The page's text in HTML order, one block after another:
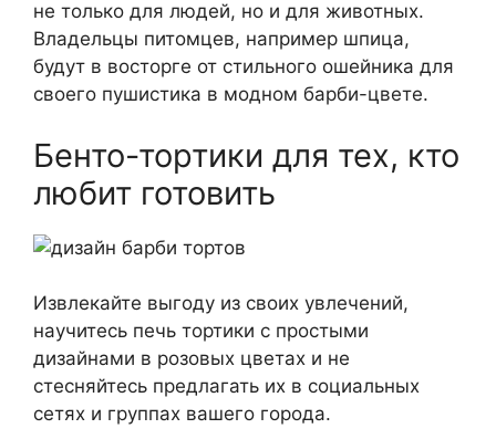
не только для людей, но и для животных.
Владельцы питомцев, например шпица,
будут в восторге от стильного ошейника для
своего пушистика в модном барби-цвете.
Бенто-тортики для тех, кто
любит готовить
Извлекайте выгоду из своих увлечений,
научитесь печь тортики с простыми
дизайнами в розовых цветах и не
стесняйтесь предлагать их в социальных
сетях и группах вашего города.